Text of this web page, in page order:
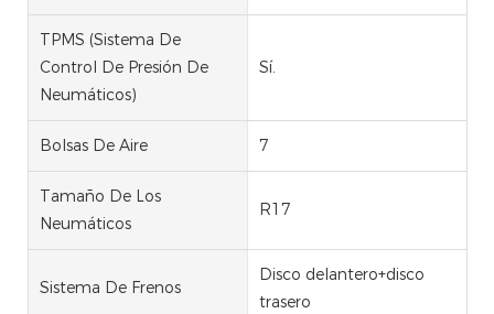
TPMS (Sistema De
Control De Presión De
Neumáticos)
Sí.
Bolsas De Aire 7
Tamaño De Los
Neumáticos
R17
Sistema De Frenos
Disco delantero+disco
trasero